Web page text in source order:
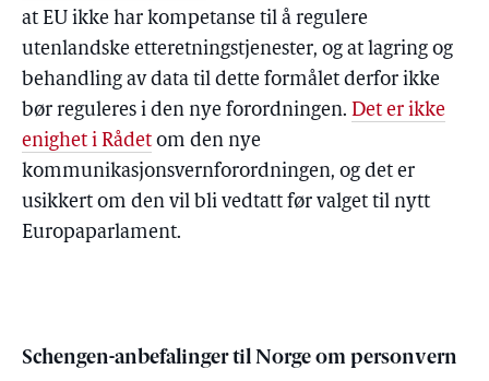
at EU ikke har kompetanse til å regulere
utenlandske etteretningstjenester, og at lagring og
behandling av data til dette formålet derfor ikke
bør reguleres i den nye forordningen. Det er ikke
enighet i Rådet om den nye
kommunikasjonsvernforordningen, og det er
usikkert om den vil bli vedtatt før valget til nytt
Europaparlament.
Schengen-anbefalinger til Norge om personvern